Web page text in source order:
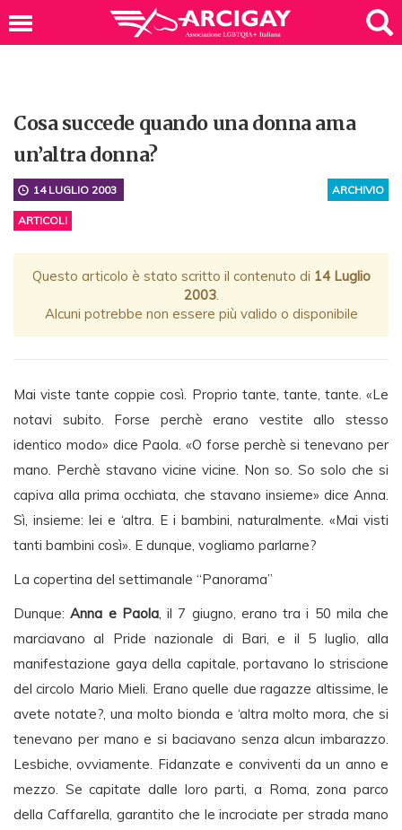
Cosa succede quando una donna ama
un’altra donna?
ARCHIVIO
14 LUGLIO 2003
ARTICOLI
Questo articolo è stato scritto il contenuto di 14 Luglio
2003.
Alcuni potrebbe non essere più valido o disponibile
Mai viste tante coppie così. Proprio tante, tante, tante. «Le
notavi subito. Forse perchè erano vestite allo stesso
identico modo» dice Paola. «O forse perchè si tenevano per
mano. Perchè stavano vicine vicine. Non so. So solo che si
capiva alla prima occhiata, che stavano insieme» dice Anna.
Sì, insieme: lei e ‘altra. E i bambini, naturalmente. «Mai visti
tanti bambini così». E dunque, vogliamo parlarne?
La copertina del settimanale “Panorama”
Dunque:Anna e Paola, il 7 giugno, erano tra i 50 mila che
marciavano al Pride nazionale di Bari, e il 5 luglio, alla
manifestazione gaya della capitale, portavano lo striscione
del circolo Mario Mieli. Erano quelle due ragazze altissime, le
avete notate?, una molto bionda e ‘altra molto mora, che si
tenevano per mano e si baciavano senza alcun imbarazzo.
Lesbiche, ovviamente. Fidanzate e conviventi da un anno e
mezzo. Se capitate dalle loro parti, a Roma, zona parco
della Caffarella, garantito che le incrociate per strada mano